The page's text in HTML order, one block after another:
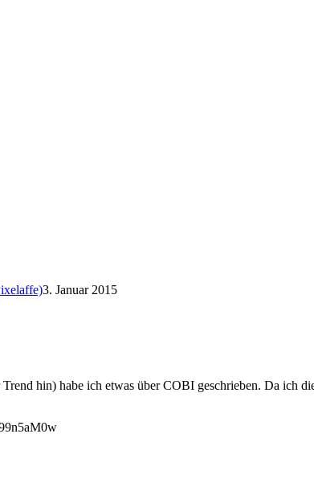
3. Januar 2015
hin) habe ich etwas über COBI geschrieben. Da ich